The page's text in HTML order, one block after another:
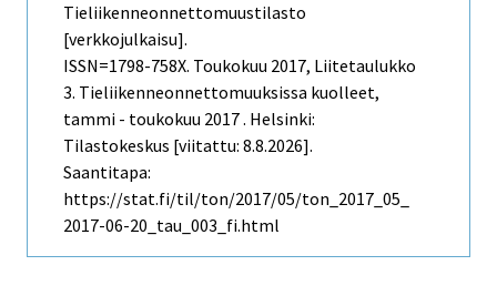
Tieliikenneonnettomuustilasto
[verkkojulkaisu].
ISSN=1798-758X. Toukokuu 2017, Liitetaulukko
3. Tieliikenneonnettomuuksissa kuolleet,
tammi - toukokuu 2017 . Helsinki:
Tilastokeskus [viitattu: 8.8.2026].
Saantitapa:
https://stat.fi/til/ton/2017/05/ton_2017_05_
2017-06-20_tau_003_fi.html